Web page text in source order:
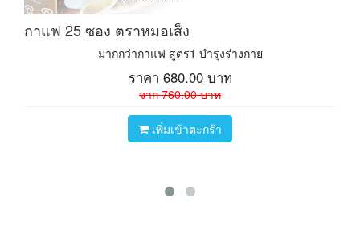
กาแฟ 25 ซอง ตราหมอเส็ง
มากกว่ากาแฟ สูตร1 บำรุงร่างกาย
ราคา 680.00 บาท
จาก760.00บาท
เพิ่มเข้าตะกร้า